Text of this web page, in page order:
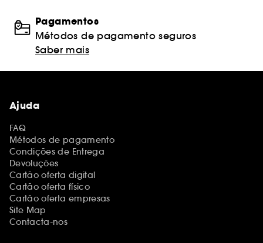
Pagamentos
Métodos de pagamento seguros
Saber mais
Ajuda
FAQ
Métodos de pagamento
Condições de Entrega
Devoluções
Cartão oferta digital
Cartão oferta físico
Cartão oferta empresas
Site Map
Contacta-nos